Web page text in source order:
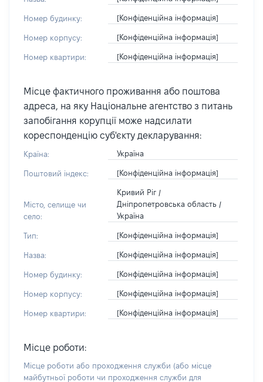
Номер будинку: [Конфіденційна інформація]
Номер корпусу: [Конфіденційна інформація]
Номер квартири: [Конфіденційна інформація]
Місце фактичного проживання або поштова
адреса, на яку Національне агентство з питань
запобігання корупції може надсилати
кореспонденцію суб'єкту декларування:
Країна: Україна
Поштовий індекс: [Конфіденційна інформація]
Місто, селище чи
село:
Кривий Ріг /
Дніпропетровська область /
Україна
Тип: [Конфіденційна інформація]
Назва: [Конфіденційна інформація]
Номер будинку: [Конфіденційна інформація]
Номер корпусу: [Конфіденційна інформація]
Номер квартири: [Конфіденційна інформація]
Місце роботи:
Місце роботи або проходження служби (або місце
майбутньої роботи чи проходження служби для